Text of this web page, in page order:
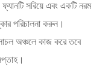
সরিয়ে এবং একটি নরম
পরিচালনা করুন।
অঞ্চলে কাজ করে তবে